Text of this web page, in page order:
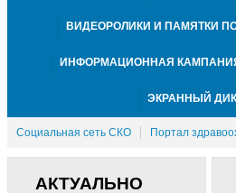
ВИДЕОРОЛИКИ И ПАМЯТКИ
ИНФОРМАЦИОННАЯ
ЭКРАННЫЙ
Социальная сеть СКО Портал
АКТУАЛЬНО